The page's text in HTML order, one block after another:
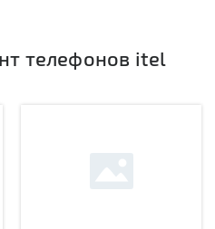
телефонов itel